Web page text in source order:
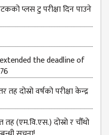
प्लस टु परीक्षा दिन पाउने
the deadline of
दोस्रो वर्षको परीक्षा केन्द्र
(एम.वि.एस.) दोस्रो र चौँथो